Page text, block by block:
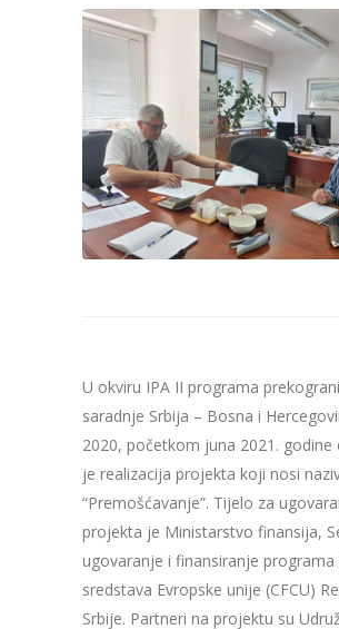
U okviru IPA II programa
saradnje Srbija – Bosna i
2020, početkom juna 2021. godine
je realizacija projekta koji nosi
“Premošćavanje”. Tijelo za
projekta je Ministarstvo finansija,
ugovaranje i finansiranje programa
sredstava Evropske unije (CFCU)
Srbije. Partneri na projektu su